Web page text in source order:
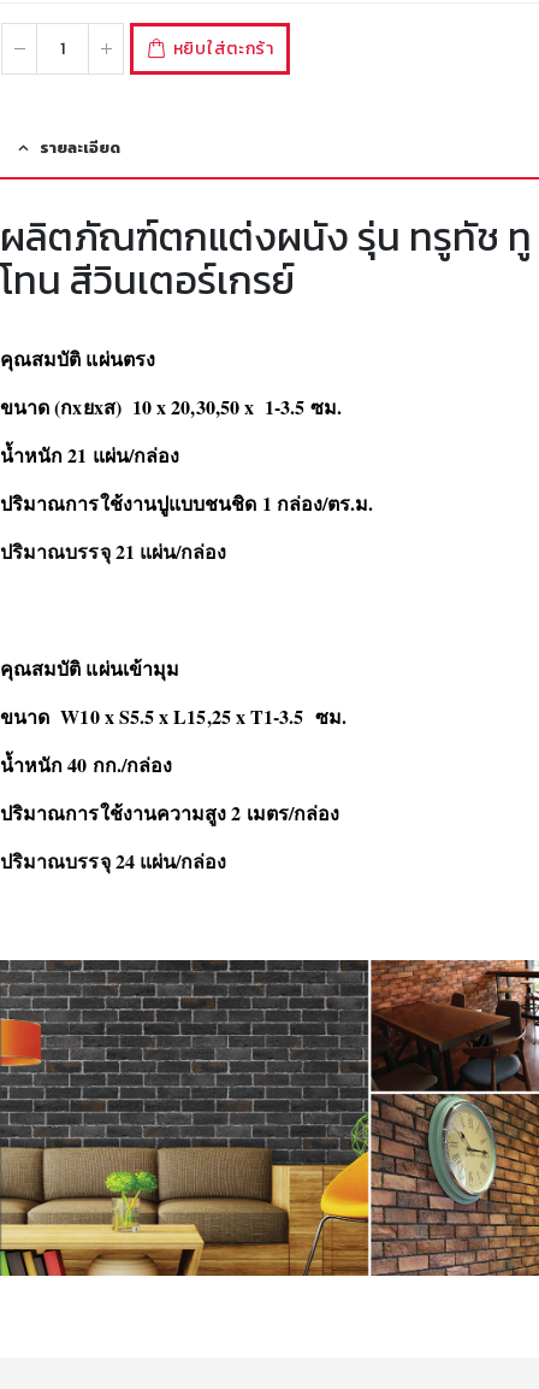
หยิบใส่ตะกร้า
รายละเอียด
ผลิตภัณฑ์ตกแต่งผนัง รุ่น ทรูทัช ทู
โทน สีวินเตอร์เกรย์
คุณสมบัติ แผ่นตรง
ขนาด (กxยxส) 10 x 20,30,50 x 1-3.5 ซม.
น้ำหนัก 21 แผ่น/กล่อง
ปริมาณการใช้งานปูแบบชนชิด 1 กล่อง/ตร.ม.
ปริมาณบรรจุ 21 แผ่น/กล่อง
คุณสมบัติ แผ่นเข้ามุม
ขนาด W10 x S5.5 x L15,25 x T1-3.5 ซม.
น้ำหนัก 40 กก./กล่อง
ปริมาณการใช้งานความสูง 2 เมตร/กล่อง
ปริมาณบรรจุ 24 แผ่น/กล่อง